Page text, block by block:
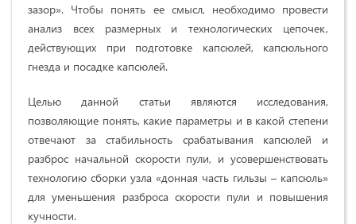
зазор». Чтобы понять ее смысл, необходимо провести
анализ всех размерных и технологических цепочек,
действующих при подготовке капсюлей, капсюльного
гнезда и посадке капсюлей.
Целью данной статьи являются исследования,
позволяющие понять, какие параметры и в какой степени
отвечают за стабильность срабатывания капсюлей и
разброс начальной скорости пули, и усовершенствовать
технологию сборки узла «донная часть гильзы – капсюль»
для уменьшения разброса скорости пули и повышения
кучности.